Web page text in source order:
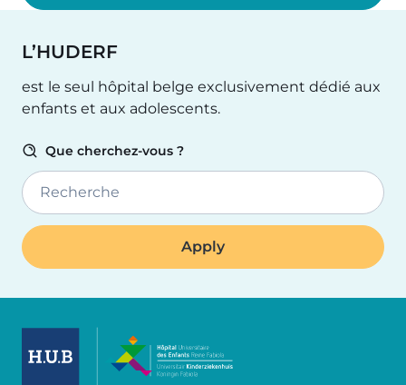
L’HUDERF
est le seul hôpital belge exclusivement dédié aux
enfants et aux adolescents.
Que cherchez-vous ?
Recherche